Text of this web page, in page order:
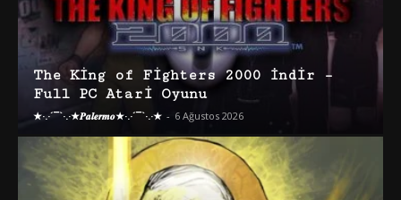
The King of Fighters 2000 İndir –
Full PC Atari Oyunu
★·.·´¯`·.·★𝑷𝒂𝒍𝒆𝒓𝒎𝒐★·.·´¯`·.·★ - 6 Ağustos 2026